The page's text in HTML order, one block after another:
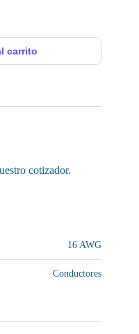
carrito
cotizador.
16 AWG
Conductores